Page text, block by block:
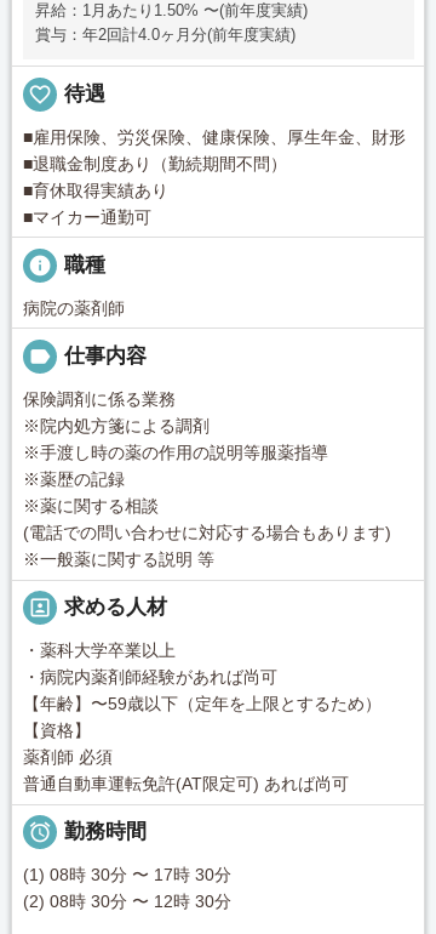
昇給：1月あたり1.50% 〜(前年度実績)
賞与：年2回計4.0ヶ月分(前年度実績)
favorite_border 待遇
■雇用保険、労災保険、健康保険、厚生年金、財形
■退職金制度あり（勤続期間不問）
■育休取得実績あり
■マイカー通勤可
info 職種
病院の薬剤師
label 仕事内容
保険調剤に係る業務
※院内処方箋による調剤
※手渡し時の薬の作用の説明等服薬指導
※薬歴の記録
※薬に関する相談
(電話での問い合わせに対応する場合もあります)
※一般薬に関する説明 等
portrait 求める人材
・薬科大学卒業以上
・病院内薬剤師経験があれば尚可
【年齢】〜59歳以下（定年を上限とするため）
【資格】
薬剤師 必須
普通自動車運転免許(AT限定可) あれば尚可
 勤務時間
(1) 08時 30分 〜 17時 30分
(2) 08時 30分 〜 12時 30分